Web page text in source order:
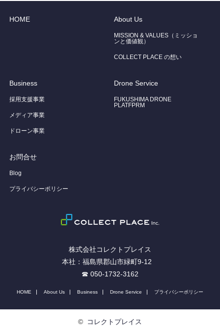
HOME About Us
MISSION & VALUES（ミッショ
ンと価値観）
COLLECT PLACE の想い
Business
採用支援事業
メディア事業
ドローン事業
Drone Service
FUKUSHIMA DRONE
PLATFPRM
お問合せ
Blog
プライバシーポリシー
株式会社コレクトプレイス
本社：福島県郡山市緑町9-12
☎ 050-1732-3162
HOME About Us Business Drone Service プライバシーポリシー
© コレクトプレイス